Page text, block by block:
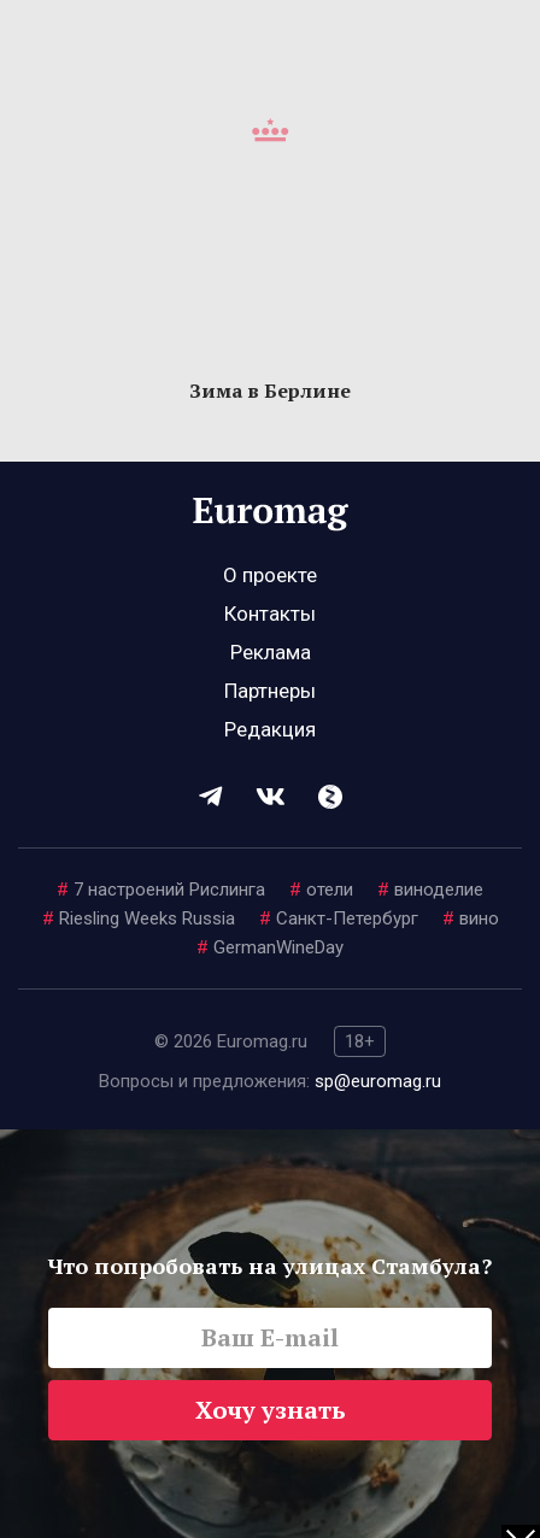
Зима в Берлине
О проекте
Контакты
Реклама
Партнеры
Редакция
# 7 настроений Рислинга # отели # виноделие
# Riesling Weeks Russia # Санкт-Петербург # вино
# GermanWineDay
© 2026 Euromag.ru
18+
Вопросы и предложения: sp@euromag.ru
Что попробовать на улицах Стамбула?
Хочу узнать